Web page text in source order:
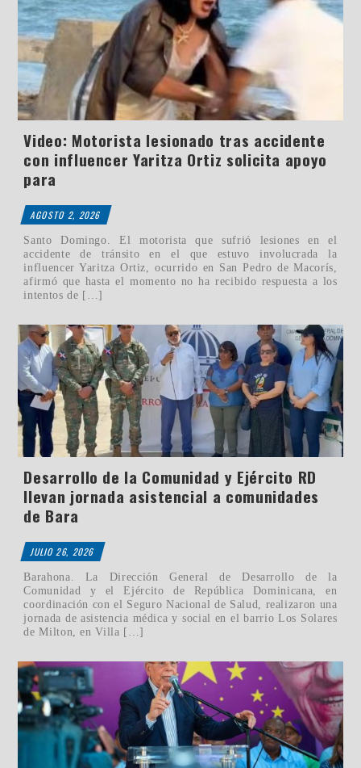
Video: Motorista lesionado tras accidente
con influencer Yaritza Ortiz solicita apoyo
para
AGOSTO 2, 2026
Santo Domingo. El motorista que sufrió lesiones en el
accidente de tránsito en el que estuvo involucrada la
influencer Yaritza Ortiz, ocurrido en San Pedro de Macorís,
afirmó que hasta el momento no ha recibido respuesta a los
intentos de […]
Desarrollo de la Comunidad y Ejército RD
llevan jornada asistencial a comunidades
de Bara
JULIO 26, 2026
Barahona. La Dirección General de Desarrollo de la
Comunidad y el Ejército de República Dominicana, en
coordinación con el Seguro Nacional de Salud, realizaron una
jornada de asistencia médica y social en el barrio Los Solares
de Milton, en Villa […]